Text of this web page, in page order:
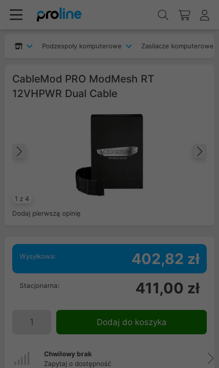
Podzespoły komputerowe Zasilacze komputerowe
CableMod PRO ModMesh RT
12VHPWR Dual Cable
1 z 4
Dodaj pierwszą opinię
Wysyłkowa: 402,82 zł
Stacjonarna: 411,00 zł
Dodaj do koszyka
Chwilowy brak
Zapytaj o dostępność